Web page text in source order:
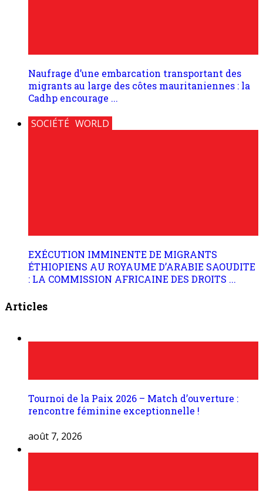
Naufrage d’une embarcation transportant des
migrants au large des côtes mauritaniennes : la
Cadhp encourage ...
SOCIÉTÉ WORLD
EXÉCUTION IMMINENTE DE MIGRANTS
ÉTHIOPIENS AU ROYAUME D’ARABIE SAOUDITE
: LA COMMISSION AFRICAINE DES DROITS ...
Articles
Tournoi de la Paix 2026 – Match d’ouverture :
rencontre féminine exceptionnelle !
août 7, 2026